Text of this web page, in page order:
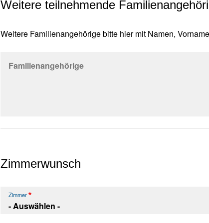
Weitere teilnehmende
Weitere Familienangehörige bitte hier mit Namen,
Familienangehörige
Zimmerwunsch
Zimmer